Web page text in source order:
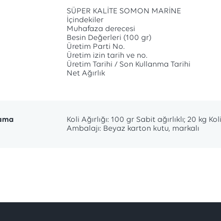
SÜPER KALİTE SOMON MARİNE
İçindekiler
Muhafaza derecesi
Besin Değerleri (100 gr)
Üretim Parti No.
Üretim izin tarih ve no.
Üretim Tarihi / Son Kullanma Tarihi
Net Ağırlık
Koli Ağırlığı: 100 gr Sabit ağırlıklı; 20 kg Koli
Ambalajı: Beyaz karton kutu, markalı